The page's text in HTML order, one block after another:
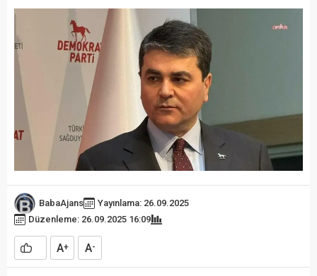
BabaAjans
Yayınlama: 26.09.2025
Düzenleme: 26.09.2025 16:09
A+ A-